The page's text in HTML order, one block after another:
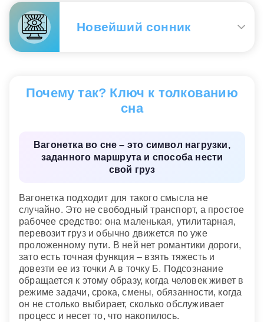
непрерывный конвейер, лишающий времени на
личные радости и свободу.
приснилось, что вы упорно тянете груз по
рельсам, это отражает вашу готовность нести
ответственность за семью или проект. Однако сон
инструмент для достижения целей компании.
Важно вовремя задать себе вопрос о том, куда
именно ведут эти рельсы.
Сонник «Гороскопы 365»
Новейший сонник
Новейший сонник
Почему так? Ключ к толкованию
сна
Вагонетка во сне – это символ нагрузки,
заданного маршрута и способа нести
свой груз
Вагонетка подходит для такого смысла не
случайно. Это не свободный транспорт, а простое
рабочее средство: она маленькая, утилитарная,
перевозит груз и обычно движется по уже
проложенному пути. В ней нет романтики дороги,
зато есть точная функция – взять тяжесть и
довезти ее из точки А в точку Б. Подсознание
обращается к этому образу, когда человек живет в
режиме задачи, срока, смены, обязанности, когда
он не столько выбирает, сколько обслуживает
процесс и несет то, что накопилось.